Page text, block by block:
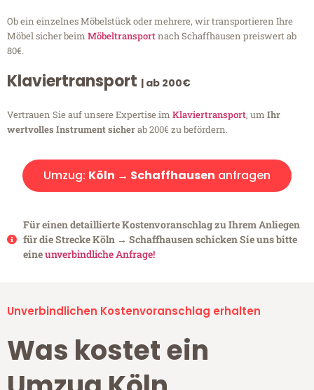
Ob ein einzelnes Möbelstück oder mehrere, wir transportieren Ihre
Möbel sicher beim Möbeltransportnach Schaffhausen preiswert ab
80€.
Klaviertransport | ab 200€
Vertrauen Sie auf unsere Expertise im Klaviertransport, um Ihr
wertvolles Instrument sicherab 200€ zu befördern.
Umzug: Köln → Schaffhausen anfragen
Für einen detaillierte Kostenvoranschlag zu Ihrem Anliegen
für die Strecke Köln → Schaffhausen schicken Sie uns bitte
eineunverbindliche Anfrage!
Unverbindlichen Kostenvoranschlag erhalten
Was kostet ein